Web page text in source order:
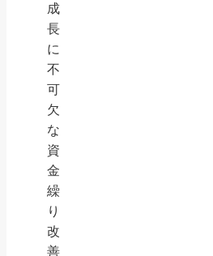
成
長
に
不
可
欠
な
資
金
繰
り
改
善